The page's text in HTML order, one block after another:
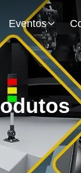
Eventos